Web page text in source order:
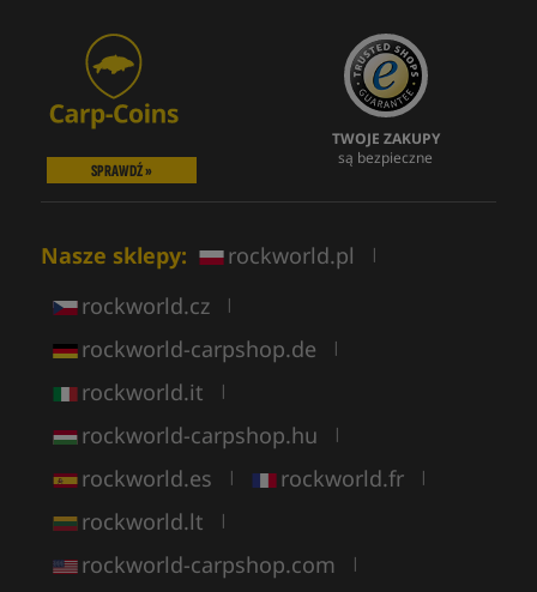
SPRAWDŹ »
TWOJE ZAKUPY
są bezpieczne
Nasze sklepy: rockworld.pl |
rockworld.cz |
rockworld-carpshop.de |
rockworld.it |
rockworld-carpshop.hu |
rockworld.es | rockworld.fr |
rockworld.lt |
rockworld-carpshop.com |